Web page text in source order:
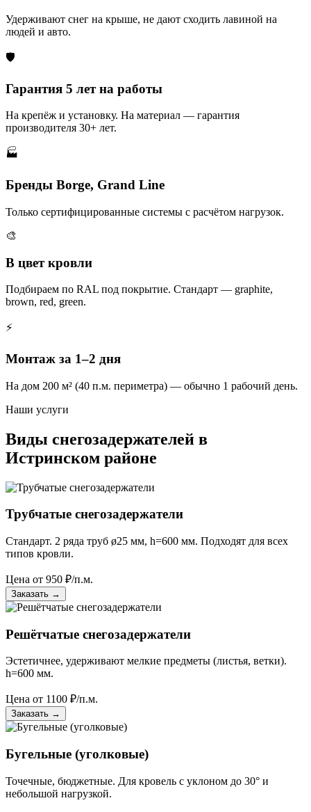
Удерживают снег на крыше, не дают сходить лавиной на
людей и авто.
🛡️
Гарантия 5 лет на работы
На крепёж и установку. На материал — гарантия
производителя 30+ лет.
🏭
Бренды Borge, Grand Line
Только сертифицированные системы с расчётом нагрузок.
🎨
В цвет кровли
Подбираем по RAL под покрытие. Стандарт — graphite,
brown, red, green.
⚡
Монтаж за 1–2 дня
На дом 200 м² (40 п.м. периметра) — обычно 1 рабочий день.
Наши услуги
Виды снегозадержателей в
Истринском районе
Трубчатые снегозадержатели
Стандарт. 2 ряда труб ø25 мм, h=600 мм. Подходят для всех
типов кровли.
Цена от 950 ₽/п.м.
Заказать →
Решётчатые снегозадержатели
Эстетичнее, удерживают мелкие предметы (листья, ветки).
h=600 мм.
Цена от 1100 ₽/п.м.
Заказать →
Бугельные (уголковые)
Точечные, бюджетные. Для кровель с уклоном до 30° и
небольшой нагрузкой.